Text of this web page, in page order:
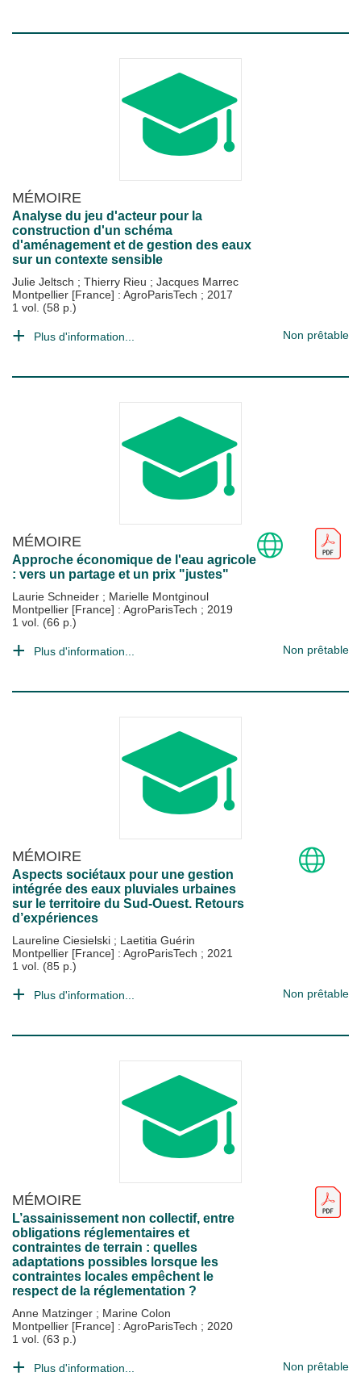
MÉMOIRE
Analyse du jeu d'acteur pour la
construction d'un schéma
d'aménagement et de gestion des eaux
sur un contexte sensible
Julie Jeltsch ; Thierry Rieu ; Jacques Marrec
Montpellier [France] : AgroParisTech ; 2017
1 vol. (58 p.)
Plus d'information... Non prêtable
MÉMOIRE
Approche économique de l'eau agricole
: vers un partage et un prix "justes"
Laurie Schneider ; Marielle Montginoul
Montpellier [France] : AgroParisTech ; 2019
1 vol. (66 p.)
Plus d'information... Non prêtable
MÉMOIRE
Aspects sociétaux pour une gestion
intégrée des eaux pluviales urbaines
sur le territoire du Sud-Ouest. Retours
d’expériences
Laureline Ciesielski ; Laetitia Guérin
Montpellier [France] : AgroParisTech ; 2021
1 vol. (85 p.)
Plus d'information... Non prêtable
MÉMOIRE
L’assainissement non collectif, entre
obligations réglementaires et
contraintes de terrain : quelles
adaptations possibles lorsque les
contraintes locales empêchent le
respect de la réglementation ?
Anne Matzinger ; Marine Colon
Montpellier [France] : AgroParisTech ; 2020
1 vol. (63 p.)
Plus d'information... Non prêtable